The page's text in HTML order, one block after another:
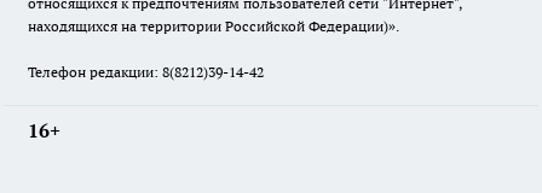
находящихся на территории Российской Федерации)».
Телефон редакции: 8(8212)39-14-42
16+